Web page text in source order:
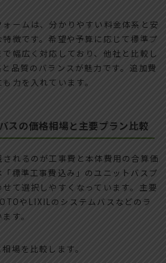
ームは、分かりやすい料金体系と安
徴です。希望や予算に応じて標準プ
幅広く対応しており、他社と比較し
品質のバランスが魅力です。追加費
力を入れています。
スの価格相場と主要プラン比較
れるのが工事費と本体費用の合算価
標準工事費込み」のユニットバスプ
て選択しやすくなっています。主要
やLIXILのシステムバスなどのラ
す。
場を比較します。